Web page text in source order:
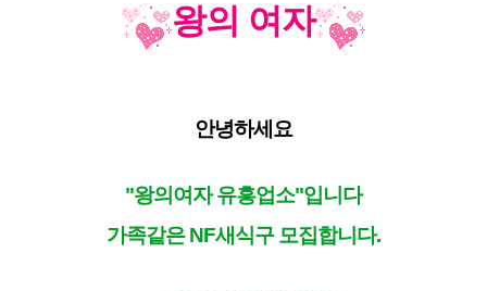
왕의 여자
안녕하세요
"왕의여자 유흥업소"입니다
가족같은 NF새식구 모집합니다.